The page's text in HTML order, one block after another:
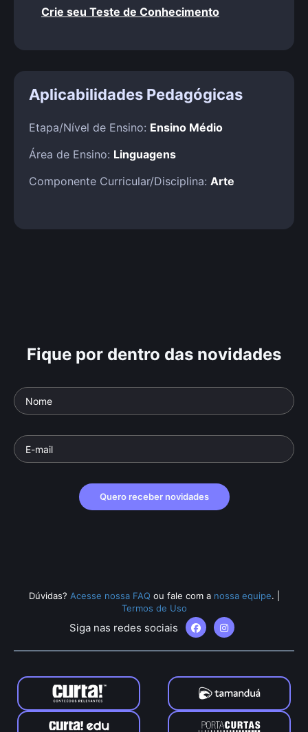
Crie seu Teste de Conhecimento
Aplicabilidades Pedagógicas
Etapa/Nível de Ensino: Ensino Médio
Área de Ensino: Linguagens
Componente Curricular/Disciplina: Arte
Fique por dentro das novidades
Quero receber novidades
Dúvidas? Acesse nossa FAQ ou fale com a nossa equipe.
Termos de Uso
Siga nas redes sociais